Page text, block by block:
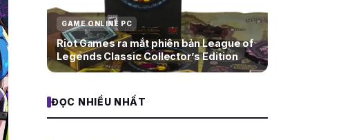
GAME ONLINE PC
Riot Games ra mắt phiên bản League of
Legends Classic Collector’s Edition
ĐỌC NHIỀU NHẤT